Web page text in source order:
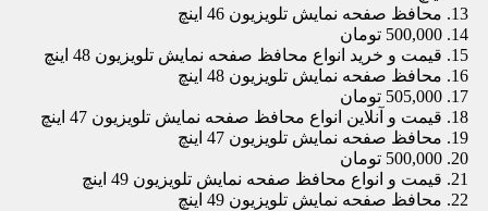
محافظ صفحه نمایش تلویزیون 46 اینچ
500,000 تومان
قیمت و خرید انواع محافظ صفحه نمایش تلویزیون 48 اینچ
محافظ صفحه نمایش تلویزیون 48 اینچ
505,000 تومان
قیمت و آنلاین انواع محافظ صفحه نمایش تلویزیون 47 اینچ
محافظ صفحه نمایش تلویزیون 47 اینچ
500,000 تومان
قیمت و انواع محافظ صفحه نمایش تلویزیون 49 اینچ
محافظ صفحه نمایش تلویزیون 49 اینچ